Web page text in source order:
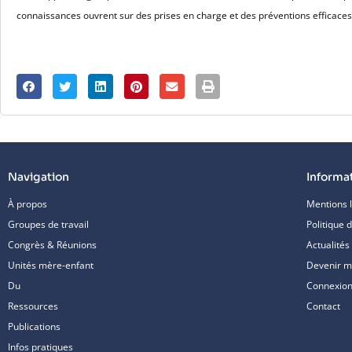
connaissances ouvrent sur des prises en charge et des préventions
Navigation
À propos
Groupes de travail
Congrès & Réunions
Unités mère-enfant
Du
Ressources
Publications
Infos pratiques
Mentions
Politique
Actualités
Devenir
Contact